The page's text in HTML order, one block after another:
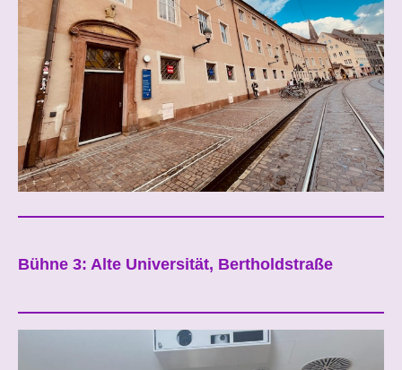
Bühne 3: Alte Universität, Bertholdstraße